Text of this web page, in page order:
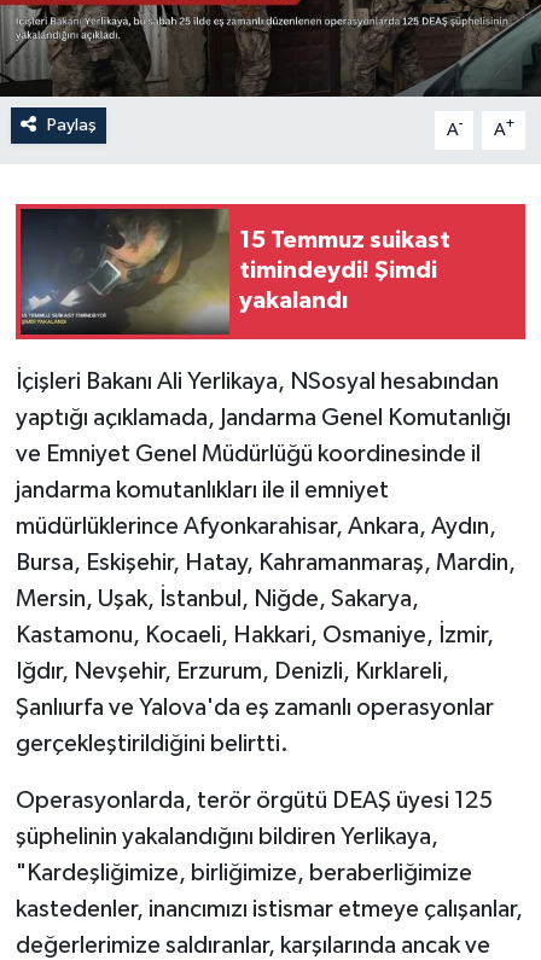
Paylaş A- A+
15 Temmuz suikast
timindeydi! Şimdi
yakalandı
İçişleri Bakanı Ali Yerlikaya, NSosyal hesabından
yaptığı açıklamada, Jandarma Genel Komutanlığı
ve Emniyet Genel Müdürlüğü koordinesinde il
jandarma komutanlıkları ile il emniyet
müdürlüklerince Afyonkarahisar, Ankara, Aydın,
Bursa, Eskişehir, Hatay, Kahramanmaraş, Mardin,
Mersin, Uşak, İstanbul, Niğde, Sakarya,
Kastamonu, Kocaeli, Hakkari, Osmaniye, İzmir,
Iğdır, Nevşehir, Erzurum, Denizli, Kırklareli,
Şanlıurfa ve Yalova'da eş zamanlı operasyonlar
gerçekleştirildiğini belirtti.
Operasyonlarda, terör örgütü DEAŞ üyesi 125
şüphelinin yakalandığını bildiren Yerlikaya,
"Kardeşliğimize, birliğimize, beraberliğimize
kastedenler, inancımızı istismar etmeye çalışanlar,
değerlerimize saldıranlar, karşılarında ancak ve
Türkiye